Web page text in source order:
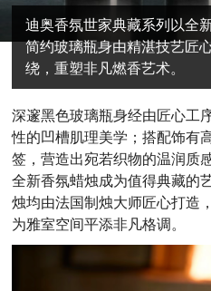
迪奥香氛世家典藏系列以全
简约玻璃瓶身由精湛技艺匠
绕，重塑非凡燃香艺术。
深邃黑色玻璃瓶身经由匠心工
性的凹槽肌理美学；搭配饰有
签，营造出宛若织物的温润质
全新香氛蜡烛成为值得典藏的
烛均由法国制烛大师匠心打造
为雅室空间平添非凡格调。